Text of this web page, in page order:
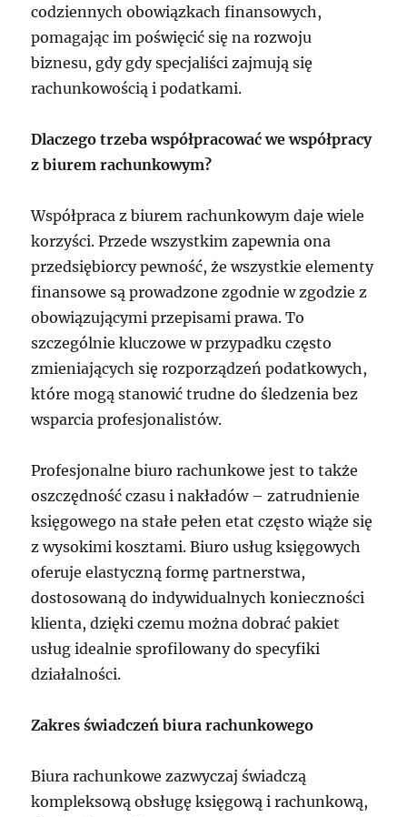
codziennych obowiązkach finansowych,
pomagając im poświęcić się na rozwoju
biznesu, gdy gdy specjaliści zajmują się
rachunkowością i podatkami.
Dlaczego trzeba współpracować we współpracy
z biurem rachunkowym?
Współpraca z biurem rachunkowym daje wiele
korzyści. Przede wszystkim zapewnia ona
przedsiębiorcy pewność, że wszystkie elementy
finansowe są prowadzone zgodnie w zgodzie z
obowiązującymi przepisami prawa. To
szczególnie kluczowe w przypadku często
zmieniających się rozporządzeń podatkowych,
które mogą stanowić trudne do śledzenia bez
wsparcia profesjonalistów.
Profesjonalne biuro rachunkowe jest to także
oszczędność czasu i nakładów – zatrudnienie
księgowego na stałe pełen etat często wiąże się
z wysokimi kosztami. Biuro usług księgowych
oferuje elastyczną formę partnerstwa,
dostosowaną do indywidualnych konieczności
klienta, dzięki czemu można dobrać pakiet
usług idealnie sprofilowany do specyfiki
działalności.
Zakres świadczeń biura rachunkowego
Biura rachunkowe zazwyczaj świadczą
kompleksową obsługę księgową i rachunkową,